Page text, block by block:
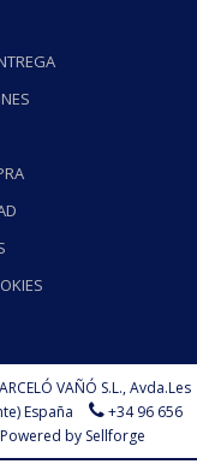
VAÑÓ S.L.,Avda.Les
España
+34 96 656
Powered by Sellforge